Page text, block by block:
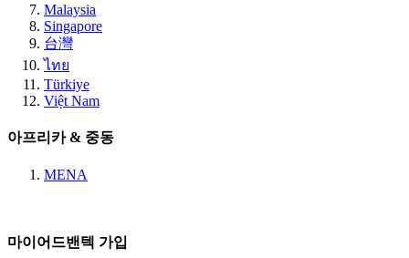
Malaysia
Singapore
台灣
ไทย
Türkiye
Việt Nam
아프리카 & 중동
MENA
마이어드밴텍 가입